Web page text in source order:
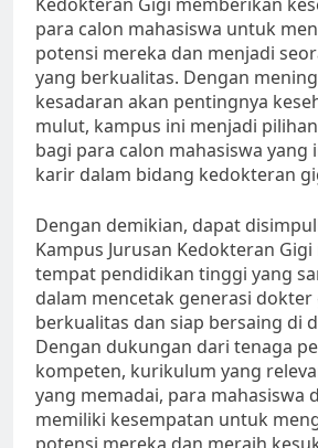
para calon mahasiswa untuk
potensi mereka dan menjadi
yang berkualitas. Dengan
kesadaran akan pentingnya
mulut, kampus ini menjadi
bagi para calon mahasiswa yang
karir dalam bidang kedokteran
Dengan demikian, dapat
Kampus Jurusan Kedokteran
tempat pendidikan tinggi yang
dalam mencetak generasi dokter
berkualitas dan siap bersaing di
Dengan dukungan dari tenaga
kompeten, kurikulum yang
yang memadai, para mahasiswa
memiliki kesempatan untuk